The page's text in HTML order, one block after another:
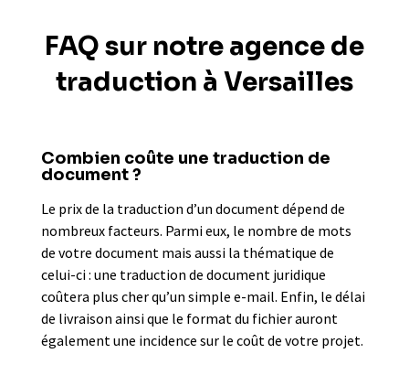
FAQ sur notre agence de
traduction à Versailles
Combien coûte une traduction de
document ?
Le prix de la traduction d’un document dépend de
nombreux facteurs. Parmi eux, le nombre de mots
de votre document mais aussi la thématique de
celui-ci : une traduction de document juridique
coûtera plus cher qu’un simple e-mail. Enfin, le délai
de livraison ainsi que le format du fichier auront
également une incidence sur le coût de votre projet.